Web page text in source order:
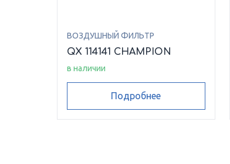
ВОЗДУШНЫЙ ФИЛЬТР
QX 114141 CHAMPION
в наличии
Подробнее